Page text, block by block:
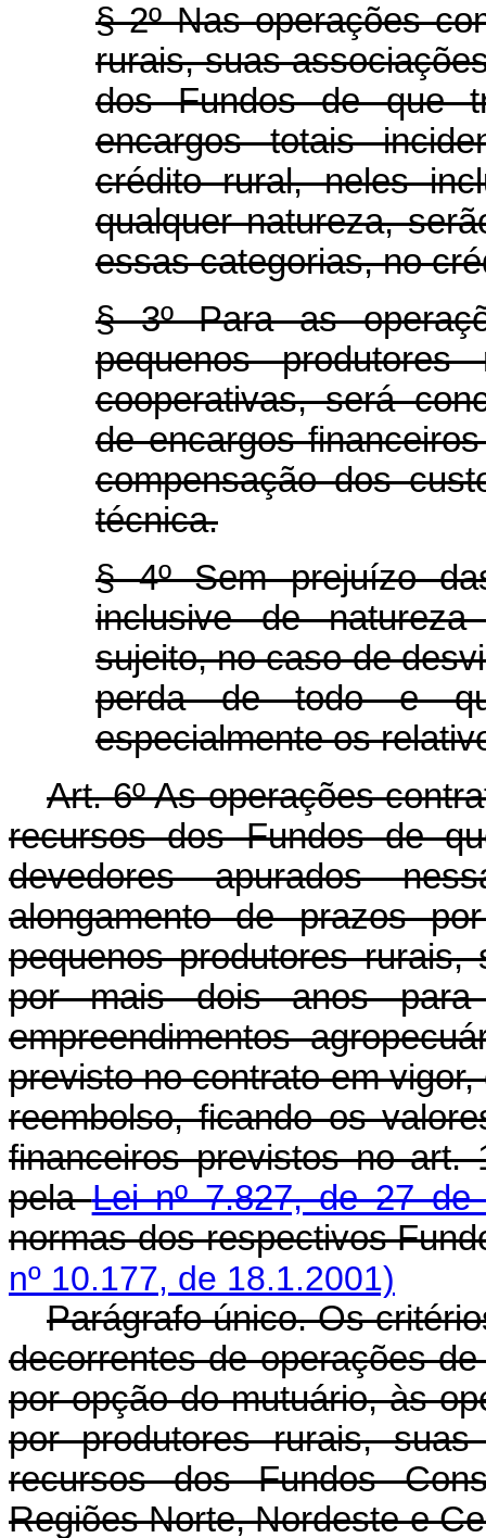
§ 2º Nas operações
rurais, suas
dos Fundos de que
encargos totais
crédito rural, neles
qualquer natureza,
essas categorias, no
§ 3º Para as
pequenos
cooperativas, será
de encargos
compensação dos
técnica.
§ 4º Sem prejuízo
inclusive de
sujeito, no caso de
perda de todo e
especialmente os
Art. 6º As operações
recursos dos Fundos de
devedores apurados
alongamento de prazos
pequenos produtores
por mais dois anos
empreendimentos
previsto no contrato em
reembolso, ficando os
financeiros previstos no art.
pelaLei nº 7.827, de 27 de
normas dos respectivos
nº 10.177, de 18.1.2001)
Parágrafo único. Os
decorrentes de operações
por opção do mutuário, às
por produtores rurais,
recursos dos Fundos
Regiões Norte, Nordeste e